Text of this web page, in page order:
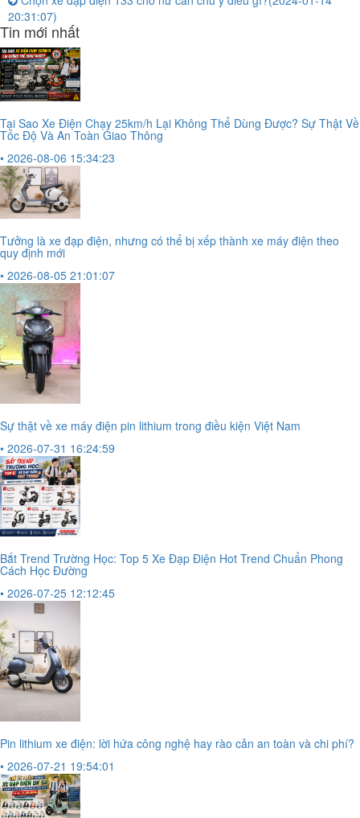
20:31:07)
Tin mới nhất
Tại Sao Xe Điện Chạy 25km/h Lại Không Thể Dùng Được? Sự Thật Về
Tốc Độ Và An Toàn Giao Thông
• 2026-08-06 15:34:23
Tưởng là xe đạp điện, nhưng có thể bị xếp thành xe máy điện theo
quy định mới
• 2026-08-05 21:01:07
Sự thật về xe máy điện pin lithium trong điều kiện Việt Nam
• 2026-07-31 16:24:59
Bắt Trend Trường Học: Top 5 Xe Đạp Điện Hot Trend Chuẩn Phong
Cách Học Đường
• 2026-07-25 12:12:45
Pin lithium xe điện: lời hứa công nghệ hay rào cản an toàn và chi phí?
• 2026-07-21 19:54:01